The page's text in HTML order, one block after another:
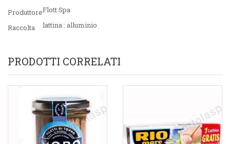
ProduttoreFlott Spa
Raccolta
lattina : alluminio
PRODOTTI CORRELATI